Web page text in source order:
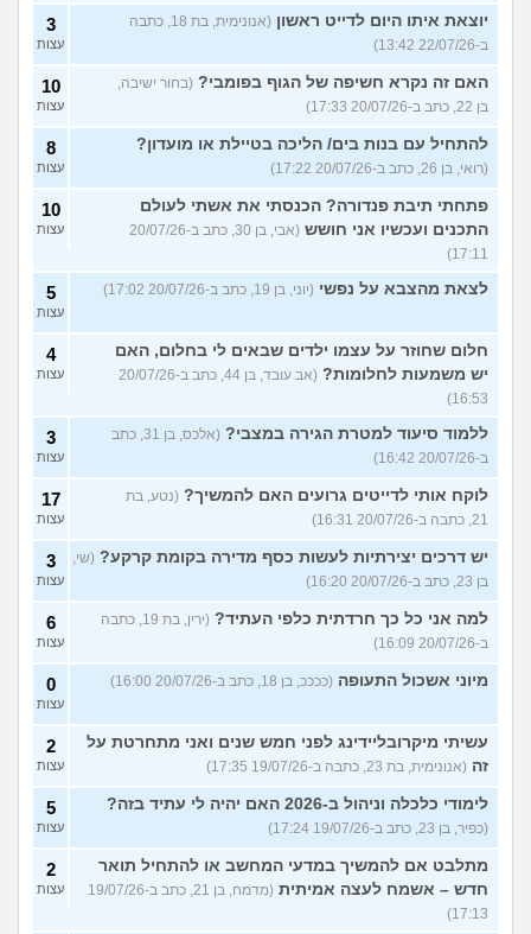
יוצאת איתו היום לדייט ראשון
(אנונימית, בת 18, כתבה
ב-22/07/26 13:42)
3
עצות
האם זה נקרא חשיפה של הגוף בפומבי? (בחור ישיבה,
בן 22, כתב ב-20/07/26 17:33)
10
עצות
להתחיל עם בנות בים/ הליכה בטיילת או מועדון?
(רואי, בן 26, כתב ב-20/07/26 17:22)
8
עצות
פתחתי תיבת פנדורה? הכנסתי את אשתי לעולם
התכנים ועכשיו אני חושש
(אבי, בן 30, כתב ב-20/07/26
17:11)
10
עצות
לצאת מהצבא על נפשי (יוני, בן 19, כתב ב-20/07/26 17:02) 5
עצות
חלום שחוזר על עצמו ילדים שבאים לי בחלום, האם
יש משמעות לחלומות?
(אב עובד, בן 44, כתב ב-20/07/26
16:53)
4
עצות
ללמוד סיעוד למטרת הגירה במצבי?
(אלכס, בן 31, כתב
ב-20/07/26 16:42)
3
עצות
לוקח אותי לדייטים גרועים האם להמשיך? (נטע, בת
21, כתבה ב-20/07/26 16:31)
17
עצות
יש דרכים יצירתיות לעשות כסף מדירה בקומת קרקע? (שי,
בן 23, כתב ב-20/07/26 16:20)
3
עצות
למה אני כל כך חרדתית כלפי העתיד?
(ירין, בת 19, כתבה
ב-20/07/26 16:09)
6
עצות
מיוני אשכול התעופה (ככככ, בן 18, כתב ב-20/07/26 16:00) 0
עצות
עשיתי מיקרובליידינג לפני חמש שנים ואני מתחרטת על
זה (אנונימית, בת 23, כתבה ב-19/07/26 17:35)
2
עצות
לימודי כלכלה וניהול ב-2026 האם יהיה לי עתיד בזה?
(כפיר, בן 23, כתב ב-19/07/26 17:24)
5
עצות
מתלבט אם להמשיך במדעי המחשב או להתחיל תואר
חדש – אשמח לעצה אמיתית
(מדמח, בן 21, כתב ב-19/07/26
17:13)
2
עצות